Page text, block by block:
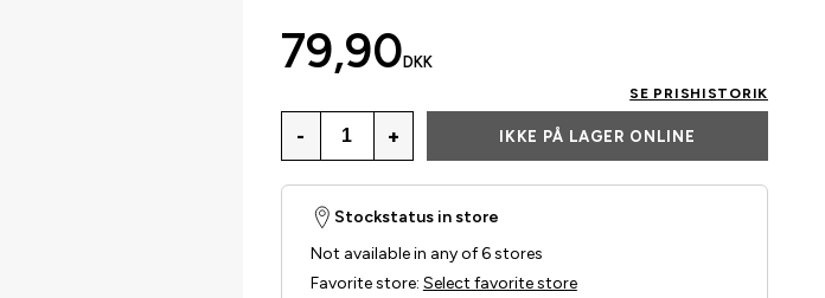
79,90 DKK
SE PRISHISTORIK
- + IKKE PÅ LAGER ONLINE
Stockstatus in store
Not available in any of 6 stores
Favorite store: Select favorite store